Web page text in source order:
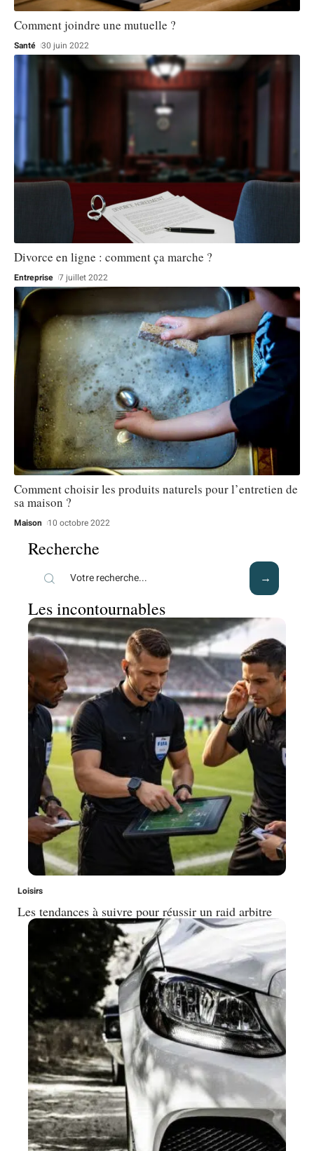
Comment joindre une mutuelle ?
Santé 30 juin 2022
Divorce en ligne : comment ça marche ?
Entreprise 7 juillet 2022
Comment choisir les produits naturels pour l’entretien de
sa maison ?
Maison 10 octobre 2022
Recherche
Les incontournables
Loisirs
Les tendances à suivre pour réussir un raid arbitre